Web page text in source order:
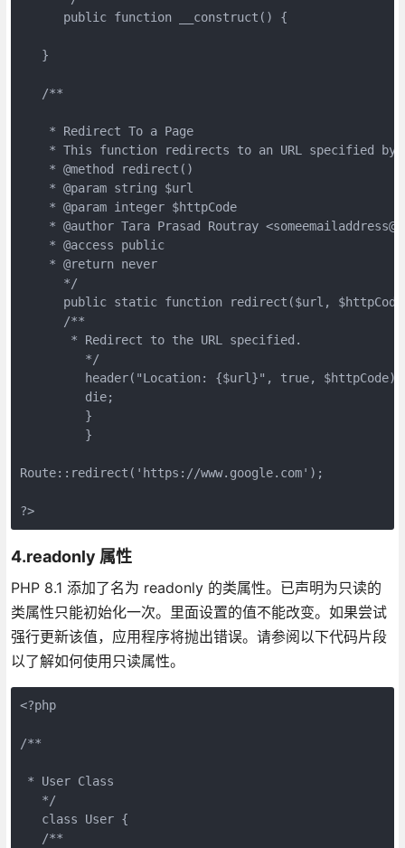
      public function __construct() {
   }
   /**
    * Redirect To a Page
* This function redirects to an URL specified by
    * @method redirect()
    * @param string $url
    * @param integer $httpCode
* @author Tara Prasad Routray
    * @access public
    * @return never
      */
public static function redirect($url,
      /**
       * Redirect to the URL specified.
         */
         header("Location: {$url}", true, $httpCode);
         die;
         }
         }
Route::redirect('https://www.google.com');
?>
4.readonly 属性
PHP 8.1 添加了名为 readonly 的类属性。已声明为只读的
类属性只能初始化一次。里面设置的值不能改变。如果尝试
强行更新该值，应用程序将抛出错误。请参阅以下代码片段
以了解如何使用只读属性。
<?php
/**
* User Class
   */
   class User {
   /**